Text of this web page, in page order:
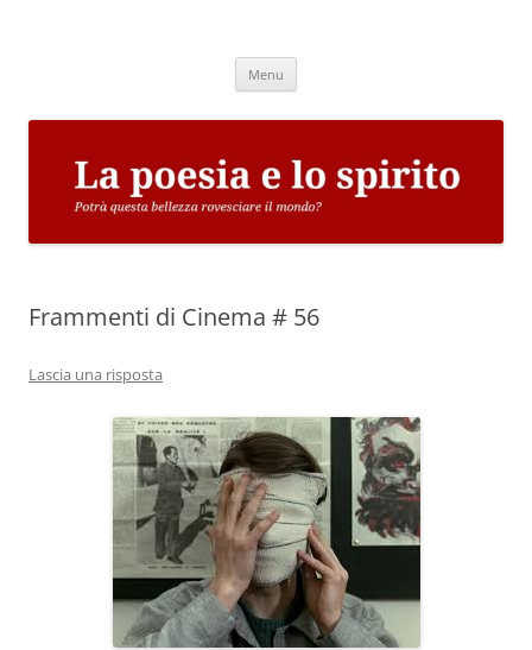
Menu
Frammenti di Cinema # 56
Lascia una risposta